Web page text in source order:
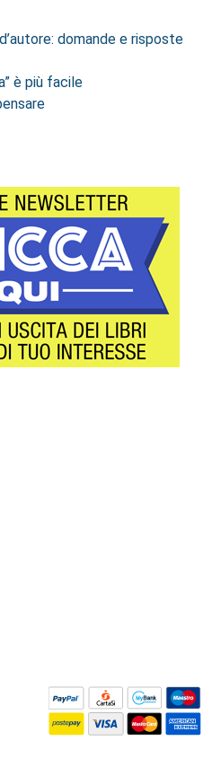
domande e risposte
è più facile